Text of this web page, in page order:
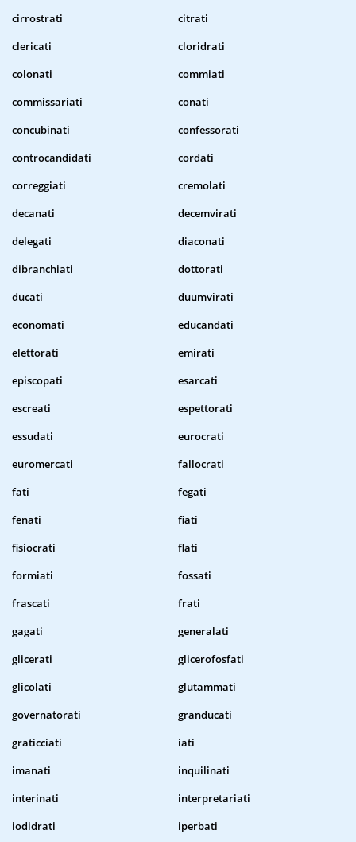
cirrostrati
citrati
clericati
cloridrati
colonati
commiati
commissariati
conati
concubinati
confessorati
controcandidati
cordati
correggiati
cremolati
decanati
decemvirati
delegati
diaconati
dibranchiati
dottorati
ducati
duumvirati
economati
educandati
elettorati
emirati
episcopati
esarcati
escreati
espettorati
essudati
eurocrati
euromercati
fallocrati
fati
fegati
fenati
fiati
fisiocrati
flati
formiati
fossati
frascati
frati
gagati
generalati
glicerati
glicerofosfati
glicolati
glutammati
governatorati
granducati
graticciati
iati
imanati
inquilinati
interinati
interpretariati
iodidrati
iperbati